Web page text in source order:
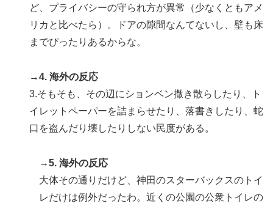
ど、プライバシーの守られ方が異常（少なくともアメ
リカと比べたら）。ドアの隙間なんてないし、壁も床
までぴったりあるからな。
→4. 海外の反応
3.そもそも、その辺にションベン撒き散らしたり、ト
イレットペーパーを詰まらせたり、落書きしたり、蛇
口を盗んだり壊したりしない民度がある。
→5. 海外の反応
大体その通りだけど、神田のスターバックスのトイ
レだけは例外だったわ。近くの公園の公衆トイレの